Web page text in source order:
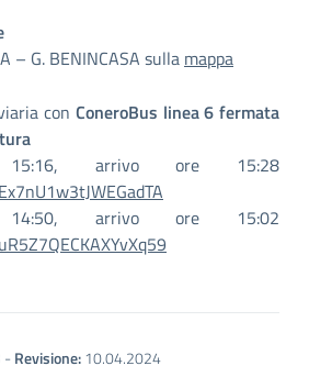
– G. BENINCASA sulla mappa
con ConeroBus linea 6 fermata
arrivo ore 15:28
arrivo ore 15:02
-Revisione:10.04.2024